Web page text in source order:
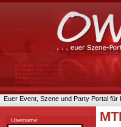
Euer Event, Szene und Party Portal
Username: